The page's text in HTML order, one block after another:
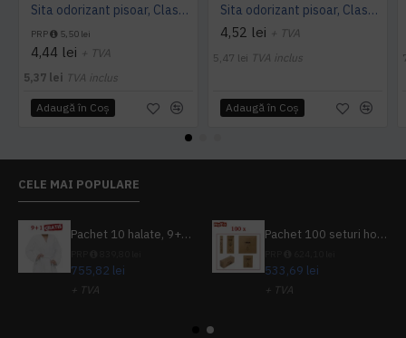
Sita odorizant pisoar, Classic Red
PRP 5,50 lei
4,44 lei + TVA
5,37 lei TVA inclus
Adaugă în Coş
Sita odorizant pisoar, Classic Blue
4,52 lei + TVA
5,47 lei TVA inclus
Adaugă în Coş
CELE MAI POPULARE
Pachet 10 halate, 9+1 gratuit
755,82 lei
+ TVA
Pachet 100 seturi hoteliere, set dentar, set barbierit, casca de dus, pila unghii, set cusut
533,69 lei
+ TVA